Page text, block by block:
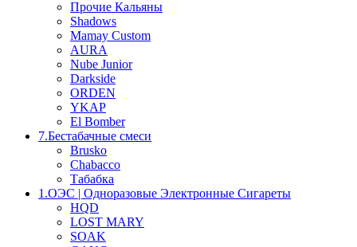
Прочие Кальяны
Shadows
Mamay Custom
AURA
Nube Junior
Darkside
ORDEN
YKAP
El Bomber
7.Бестабачные смеси
Brusko
Chabacco
Табабка
1.OЭС | Одноразовые Электронные Сигареты
HQD
LOST MARY
SOAK